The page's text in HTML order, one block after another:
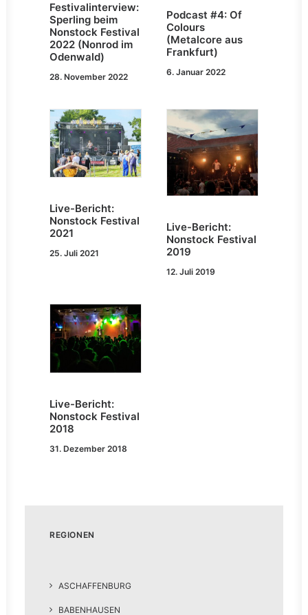
Festivalinterview:
Sperling beim
Nonstock Festival
2022 (Nonrod im
Odenwald)
28. November 2022
Podcast #4: Of
Colours
(Metalcore aus
Frankfurt)
6. Januar 2022
Live-Bericht:
Nonstock Festival
2021
25. Juli 2021
Live-Bericht:
Nonstock Festival
2019
12. Juli 2019
Live-Bericht:
Nonstock Festival
2018
31. Dezember 2018
REGIONEN
ASCHAFFENBURG
BABENHAUSEN